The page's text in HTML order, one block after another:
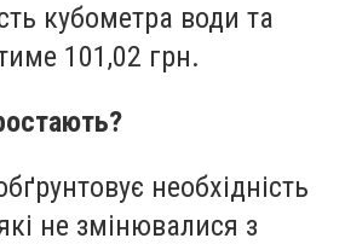
кубометра води та
101,02 грн.
необхідність
не змінювалися з